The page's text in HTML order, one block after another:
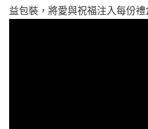
益包裝，將愛與祝福注入每份